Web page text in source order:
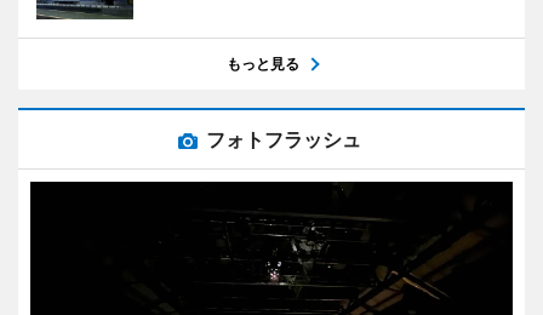
もっと見る
フォトフラッシュ